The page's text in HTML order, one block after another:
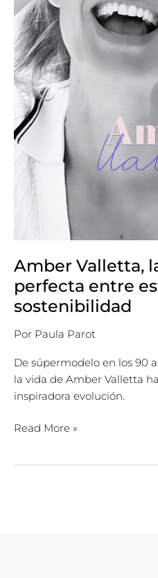
Amber Valletta,
perfecta entre
sostenibilidad
Por Paula Parot
De súpermodelo en los 90
la vida de Amber Valletta
inspiradora evolución.
y
sostenibilidad
Read More »